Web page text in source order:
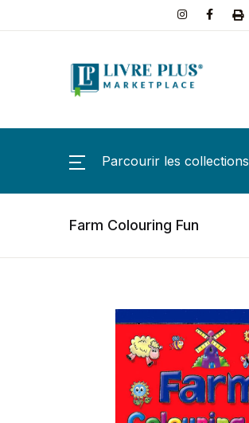
Parcourir les collections
Farm Colouring Fun